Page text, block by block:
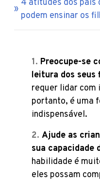
4 atitudes dos pais
podem ensinar os
Preocupe-se
leitura dos seus
requer lidar com
portanto, é uma
indispensável.
Ajude as
sua capacidade
habilidade é
eles possam